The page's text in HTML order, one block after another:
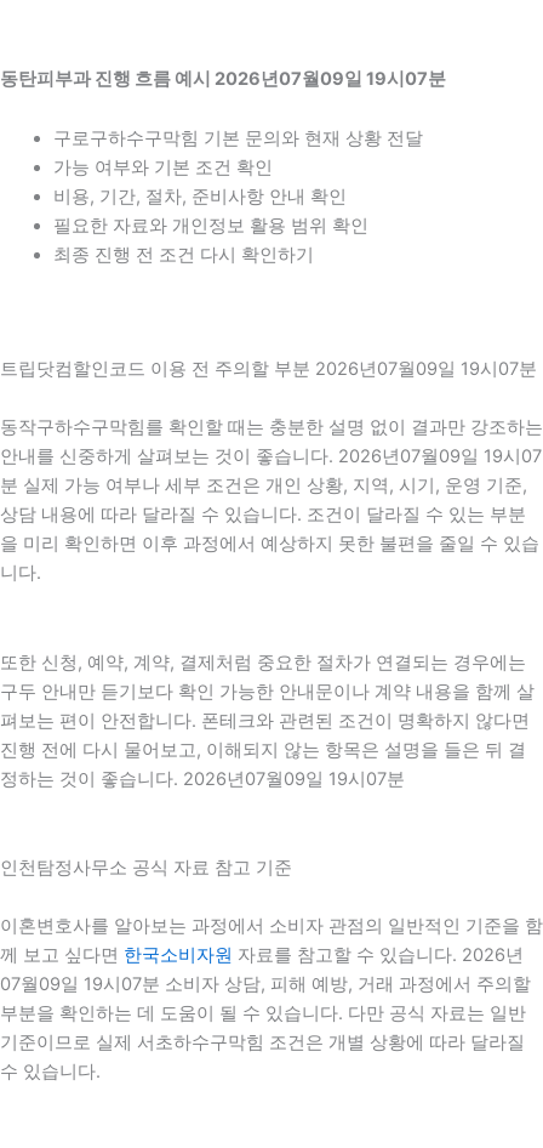
동탄피부과 진행 흐름 예시 2026년07월09일 19시07분
구로구하수구막힘 기본 문의와 현재 상황 전달
가능 여부와 기본 조건 확인
비용, 기간, 절차, 준비사항 안내 확인
필요한 자료와 개인정보 활용 범위 확인
최종 진행 전 조건 다시 확인하기
트립닷컴할인코드 이용 전 주의할 부분 2026년07월09일 19시07분
동작구하수구막힘를 확인할 때는 충분한 설명 없이 결과만 강조하는
안내를 신중하게 살펴보는 것이 좋습니다. 2026년07월09일 19시07
분 실제 가능 여부나 세부 조건은 개인 상황, 지역, 시기, 운영 기준,
상담 내용에 따라 달라질 수 있습니다. 조건이 달라질 수 있는 부분
을 미리 확인하면 이후 과정에서 예상하지 못한 불편을 줄일 수 있습
니다.
또한 신청, 예약, 계약, 결제처럼 중요한 절차가 연결되는 경우에는
구두 안내만 듣기보다 확인 가능한 안내문이나 계약 내용을 함께 살
펴보는 편이 안전합니다. 폰테크와 관련된 조건이 명확하지 않다면
진행 전에 다시 물어보고, 이해되지 않는 항목은 설명을 들은 뒤 결
정하는 것이 좋습니다. 2026년07월09일 19시07분
인천탐정사무소 공식 자료 참고 기준
이혼변호사를 알아보는 과정에서 소비자 관점의 일반적인 기준을 함
께 보고 싶다면 한국소비자원 자료를 참고할 수 있습니다. 2026년
07월09일 19시07분 소비자 상담, 피해 예방, 거래 과정에서 주의할
부분을 확인하는 데 도움이 될 수 있습니다. 다만 공식 자료는 일반
기준이므로 실제 서초하수구막힘 조건은 개별 상황에 따라 달라질
수 있습니다.